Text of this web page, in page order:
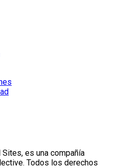
es una compañía
Todos los derechos